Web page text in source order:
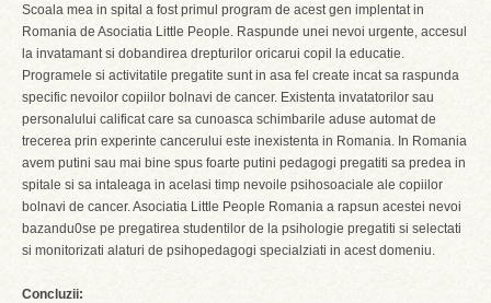
Scoala mea in spital a fost primul program de acest gen implentat in
Romania de Asociatia Little People. Raspunde unei nevoi urgente, accesul
la invatamant si dobandirea drepturilor oricarui copil la educatie.
Programele si activitatile pregatite sunt in asa fel create incat sa raspunda
specific nevoilor copiilor bolnavi de cancer. Existenta invatatorilor sau
personalului calificat care sa cunoasca schimbarile aduse automat de
trecerea prin experinte cancerului este inexistenta in Romania. In Romania
avem putini sau mai bine spus foarte putini pedagogi pregatiti sa predea in
spitale si sa intaleaga in acelasi timp nevoile psihosoaciale ale copiilor
bolnavi de cancer. Asociatia Little People Romania a rapsun acestei nevoi
bazandu0se pe pregatirea studentilor de la psihologie pregatiti si selectati
si monitorizati alaturi de psihopedagogi specialziati in acest domeniu.
Concluzii: